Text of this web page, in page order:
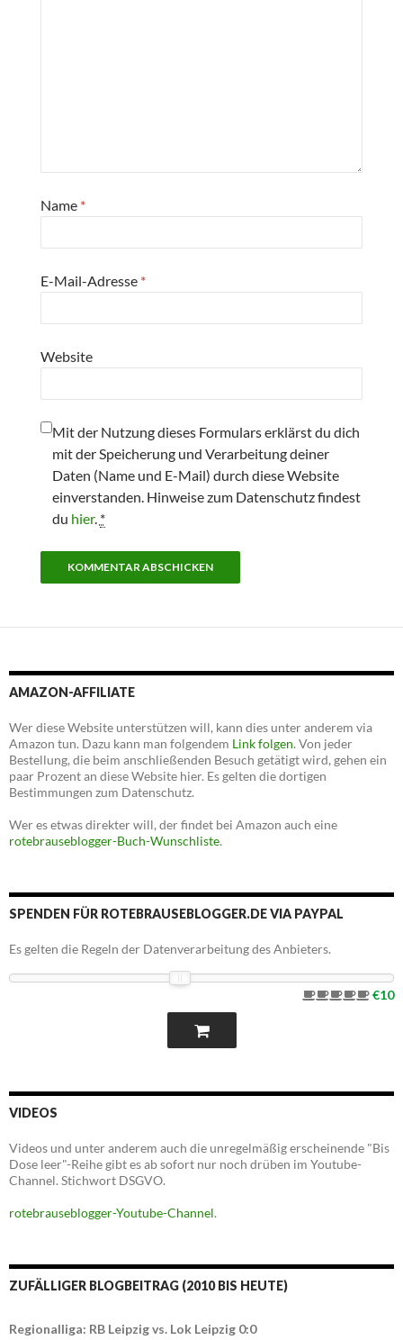
Name *
E-Mail-Adresse *
Website
Mit der Nutzung dieses Formulars erklärst du dich
mit der Speicherung und Verarbeitung deiner
Daten (Name und E-Mail) durch diese Website
einverstanden. Hinweise zum Datenschutz findest
du hier. *
AMAZON-AFFILIATE
Wer diese Website unterstützen will, kann dies unter anderem via
Amazon tun. Dazu kann man folgendem Link folgen. Von jeder
Bestellung, die beim anschließenden Besuch getätigt wird, gehen ein
paar Prozent an diese Website hier. Es gelten die dortigen
Bestimmungen zum Datenschutz.
Wer es etwas direkter will, der findet bei Amazon auch eine
rotebrauseblogger-Buch-Wunschliste.
SPENDEN FÜR ROTEBRAUSEBLOGGER.DE VIA PAYPAL
Es gelten die Regeln der Datenverarbeitung des Anbieters.
€10
VIDEOS
Videos und unter anderem auch die unregelmäßig erscheinende "Bis
Dose leer"-Reihe gibt es ab sofort nur noch drüben im Youtube-
Channel. Stichwort DSGVO.
rotebrauseblogger-Youtube-Channel.
ZUFÄLLIGER BLOGBEITRAG (2010 BIS HEUTE)
Regionalliga: RB Leipzig vs. Lok Leipzig 0:0